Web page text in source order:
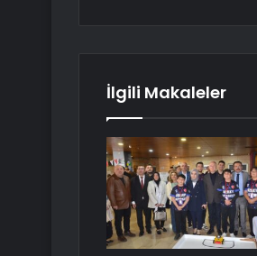
İlgili Makaleler